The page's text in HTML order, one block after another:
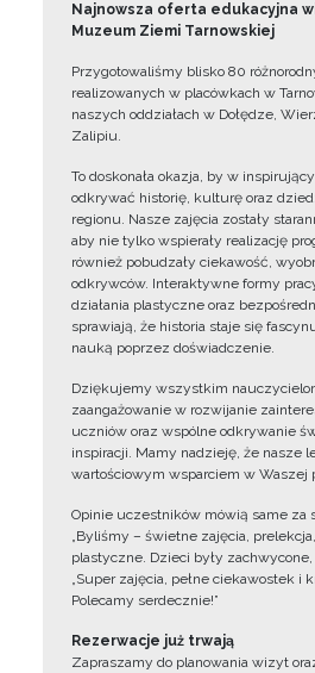
Najnowsza oferta edukacyjna
Muzeum Ziemi Tarnowskiej
Przygotowaliśmy blisko 80
realizowanych w placówkach w
naszych oddziałach w Dołędze,
Zalipiu.
To doskonała okazja, by w
odkrywać historię, kulturę oraz
regionu. Nasze zajęcia zostały
aby nie tylko wspierały realizację
również pobudzały ciekawość,
odkrywców. Interaktywne formy
działania plastyczne oraz
sprawiają, że historia staje się
nauką poprzez doświadczenie.
Dziękujemy wszystkim
zaangażowanie w rozwijanie
uczniów oraz wspólne odkrywanie
inspiracji. Mamy nadzieję, że nasze
wartościowym wsparciem w Waszej
Opinie uczestników mówią same za
„Byliśmy – świetne zajęcia,
plastyczne. Dzieci były
„Super zajęcia, pełne ciekawostek i
Polecamy serdecznie!”
Rezerwacje już trwają
Zapraszamy do planowania wizyt